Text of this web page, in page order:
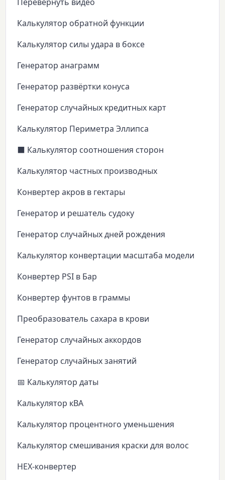
Калькулятор обратной функции
Калькулятор силы удара в боксе
Генератор анаграмм
Генератор развёртки конуса
Генератор случайных кредитных карт
Калькулятор Периметра Эллипса
⬛ Калькулятор соотношения сторон
Калькулятор частных производных
Конвертер акров в гектары
Генератор и решатель судоку
Генератор случайных дней рождения
Калькулятор конвертации масштаба модели
Конвертер PSI в Бар
Конвертер фунтов в граммы
Преобразователь сахара в крови
Генератор случайных аккордов
Генератор случайных занятий
📅 Калькулятор даты
Калькулятор кВА
Калькулятор процентного уменьшения
Калькулятор смешивания краски для волос
HEX-конвертер